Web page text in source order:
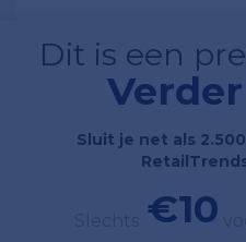
Dit is een
Sluit je net als
€10